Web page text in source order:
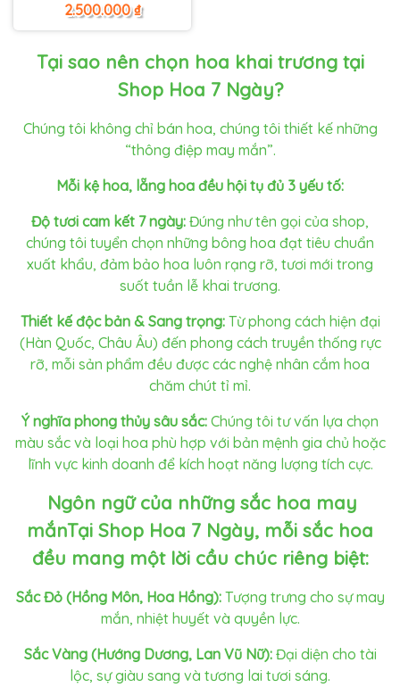
là:
3.300.000 ₫.
2.500.000₫
tại
là:
2.500.000 ₫.
Tại sao nên chọn hoa khai trương tại
Shop Hoa 7 Ngày?
Chúng tôi không chỉ bán hoa, chúng tôi thiết kế những
“thông điệp may mắn”.
Mỗi kệ hoa, lẵng hoa đều hội tụ đủ 3 yếu tố:
Độ tươi cam kết 7 ngày: Đúng như tên gọi của shop,
chúng tôi tuyển chọn những bông hoa đạt tiêu chuẩn
xuất khẩu, đảm bảo hoa luôn rạng rỡ, tươi mới trong
suốt tuần lễ khai trương.
Thiết kế độc bản & Sang trọng:Từ phong cách hiện đại
(Hàn Quốc, Châu Âu) đến phong cách truyền thống rực
rỡ, mỗi sản phẩm đều được các nghệ nhân cắm hoa
chăm chút tỉ mỉ.
Ý nghĩa phong thủy sâu sắc: Chúng tôi tư vấn lựa chọn
màu sắc và loại hoa phù hợp với bản mệnh gia chủ hoặc
lĩnh vực kinh doanh để kích hoạt năng lượng tích cực.
Ngôn ngữ của những sắc hoa may
mắnTại Shop Hoa 7 Ngày, mỗi sắc hoa
đều mang một lời cầu chúc riêng biệt:
Sắc Đỏ (Hồng Môn, Hoa Hồng):Tượng trưng cho sự may
mắn, nhiệt huyết và quyền lực.
Sắc Vàng (Hướng Dương, Lan Vũ Nữ):Đại diện cho tài
lộc, sự giàu sang và tương lai tươi sáng.